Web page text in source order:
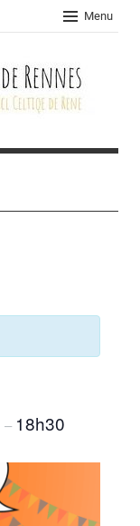
Menu
– 18h30